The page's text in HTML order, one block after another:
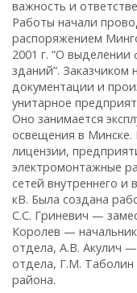
важность и
Работы начали
распоряжением
2001 г. “О
зданий”. Заказчиком
документации и
унитарное
Оно занимается
освещения в
лицензии,
электромонтажные
сетей внутреннего и
кВ. Была создана
С.С. Гриневич —
Королев —
отдела, А.В. Акулич
отдела, Г.М. Таболин
района.